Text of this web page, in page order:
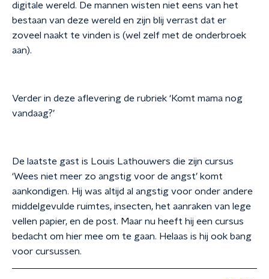
digitale wereld. De mannen wisten niet eens van het
bestaan van deze wereld en zijn blij verrast dat er
zoveel naakt te vinden is (wel zelf met de onderbroek
aan).
Verder in deze aflevering de rubriek ‘Komt mama nog
vandaag?’
De laatste gast is Louis Lathouwers die zijn cursus
‘Wees niet meer zo angstig voor de angst’ komt
aankondigen. Hij was altijd al angstig voor onder andere
middelgevulde ruimtes, insecten, het aanraken van lege
vellen papier, en de post. Maar nu heeft hij een cursus
bedacht om hier mee om te gaan. Helaas is hij ook bang
voor cursussen.